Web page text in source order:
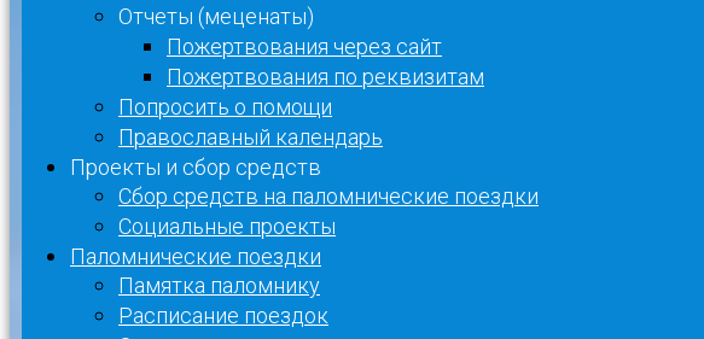
Отчеты (меценаты)
Пожертвования через сайт
Пожертвования по реквизитам
Попросить о помощи
Православный календарь
Проекты и сбор средств
Сбор средств на паломнические поездки
Социальные проекты
Паломнические поездки
Памятка паломнику
Расписание поездок